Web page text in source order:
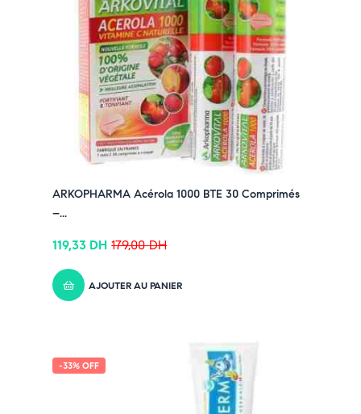
ARKOPHARMA Acérola 1000 BTE 30 Comprimés
–...
179,00DH
119,33 DH
AJOUTER AU PANIER
-33% OFF